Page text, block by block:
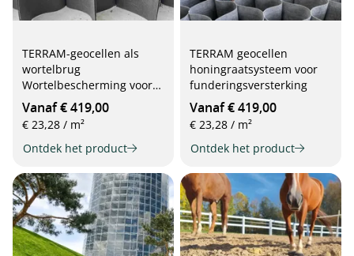
TERRAM-geocellen als
wortelbrug
Wortelbescherming voor
bestaande bomen
Vanaf € 419,00
€ 23,28 / m²
Ontdek het product
TERRAM geocellen
honingraatsysteem voor
funderingsversterking
Vanaf € 419,00
€ 23,28 / m²
Ontdek het product